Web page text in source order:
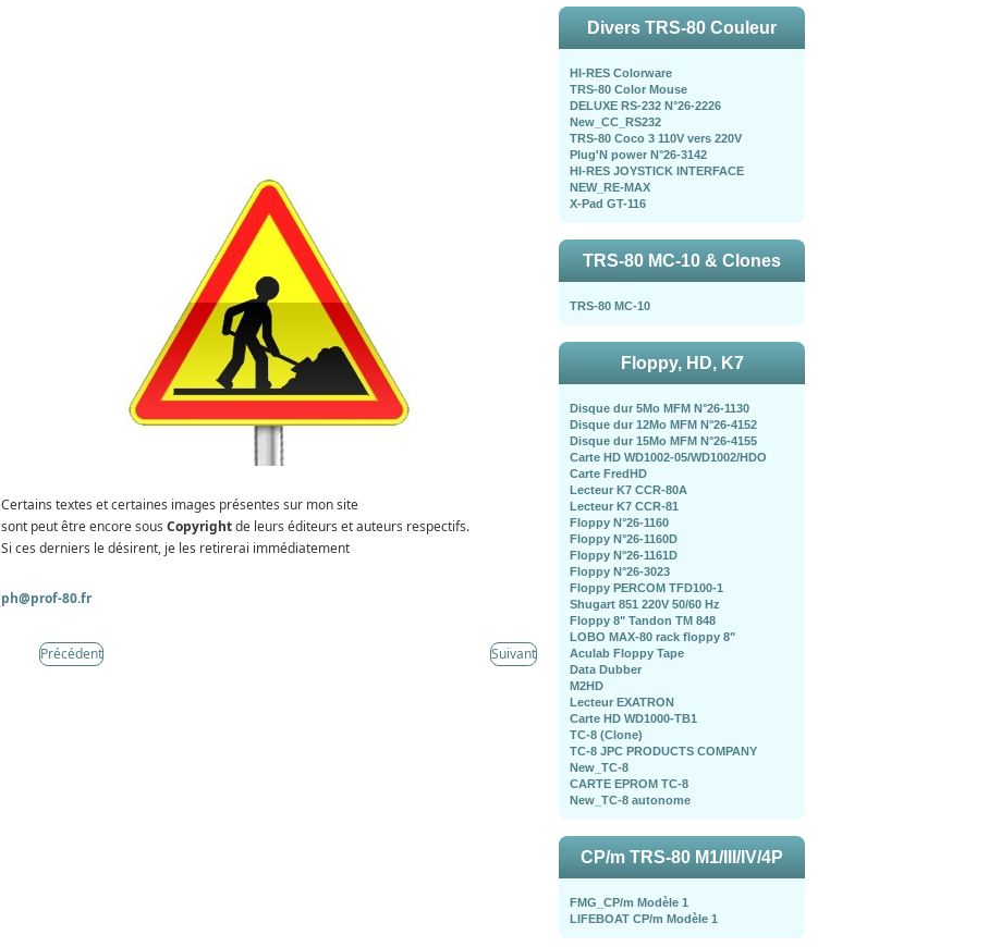
Certains textes et certaines images présentes sur mon site
sont peut être encore sous Copyrightde leurs éditeurs et auteurs respectifs.
Si ces derniers le désirent, je les retirerai immédiatement
ph@prof-80.fr
Précédent Suivant
Divers TRS-80 Couleur
HI-RES Colorware
TRS-80 Color Mouse
DELUXE RS-232 N°26-2226
New_CC_RS232
TRS-80 Coco 3 110V vers 220V
Plug'N power N°26-3142
HI-RES JOYSTICK INTERFACE
NEW_RE-MAX
X-Pad GT-116
TRS-80 MC-10 & Clones
TRS-80 MC-10
Floppy, HD, K7
Disque dur 5Mo MFM N°26-1130
Disque dur 12Mo MFM N°26-4152
Disque dur 15Mo MFM N°26-4155
Carte HD WD1002-05/WD1002/HDO
Carte FredHD
Lecteur K7 CCR-80A
Lecteur K7 CCR-81
Floppy N°26-1160
Floppy N°26-1160D
Floppy N°26-1161D
Floppy N°26-3023
Floppy PERCOM TFD100-1
Shugart 851 220V 50/60 Hz
Floppy 8" Tandon TM 848
LOBO MAX-80 rack floppy 8"
Aculab Floppy Tape
Data Dubber
M2HD
Lecteur EXATRON
Carte HD WD1000-TB1
TC-8 (Clone)
TC-8 JPC PRODUCTS COMPANY
New_TC-8
CARTE EPROM TC-8
New_TC-8 autonome
CP/m TRS-80 M1/III/IV/4P
FMG_CP/m Modèle 1
LIFEBOAT CP/m Modèle 1